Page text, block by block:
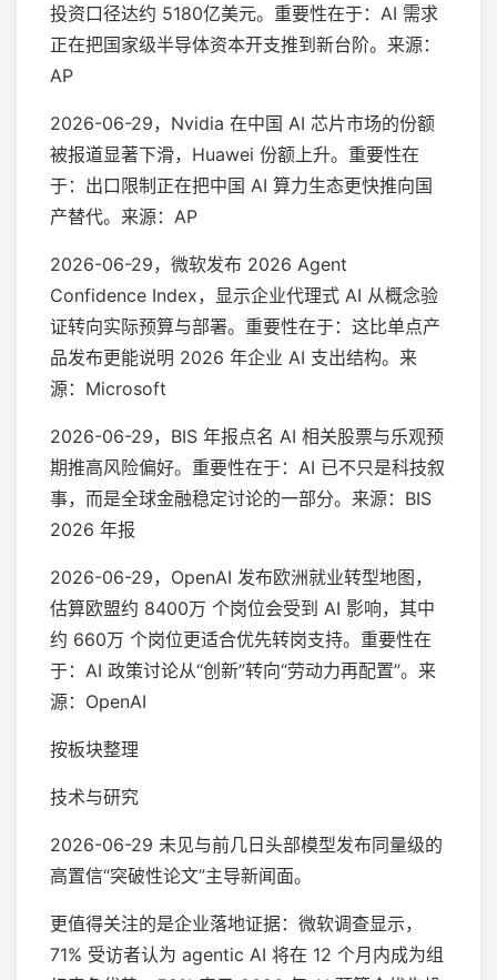
投资口径达约 5180亿美元。重要性在于：AI 需求
正在把国家级半导体资本开支推到新台阶。来源：
AP
2026-06-29，Nvidia 在中国 AI 芯片市场的份额
被报道显著下滑，Huawei 份额上升。重要性在
于：出口限制正在把中国 AI 算力生态更快推向国
产替代。来源：AP
2026-06-29，微软发布 2026 Agent
Confidence Index，显示企业代理式 AI 从概念验
证转向实际预算与部署。重要性在于：这比单点产
品发布更能说明 2026 年企业 AI 支出结构。来
源：Microsoft
2026-06-29，BIS 年报点名 AI 相关股票与乐观预
期推高风险偏好。重要性在于：AI 已不只是科技叙
事，而是全球金融稳定讨论的一部分。来源：BIS
2026 年报
2026-06-29，OpenAI 发布欧洲就业转型地图，
估算欧盟约 8400万 个岗位会受到 AI 影响，其中
约 660万 个岗位更适合优先转岗支持。重要性在
于：AI 政策讨论从“创新”转向“劳动力再配置”。来
源：OpenAI
按板块整理
技术与研究
2026-06-29 未见与前几日头部模型发布同量级的
高置信“突破性论文”主导新闻面。
更值得关注的是企业落地证据：微软调查显示，
71% 受访者认为 agentic AI 将在 12 个月内成为组